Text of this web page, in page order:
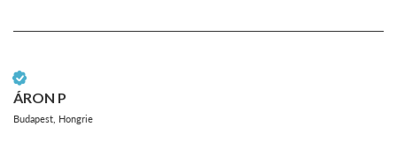
ÁRON P
Budapest, Hongrie